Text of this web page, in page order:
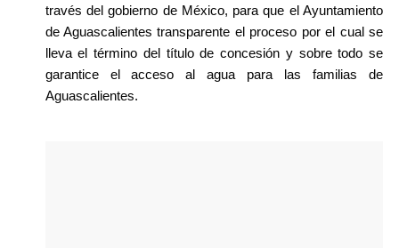
través del gobierno de México, para que el Ayuntamiento
de Aguascalientes transparente el proceso por el cual se
lleva el término del título de concesión y sobre todo se
garantice el acceso al agua para las familias de
Aguascalientes.